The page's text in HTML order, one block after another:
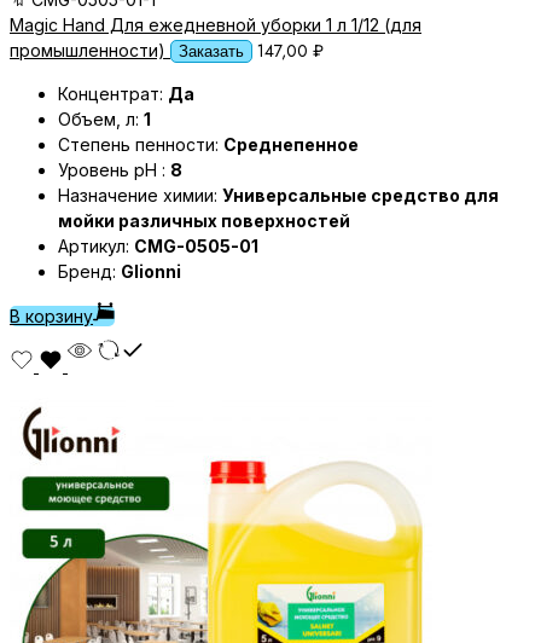
Magic Hand Для ежедневной уборки 1 л 1/12 (для
промышленности)
Заказать 147,00 ₽
Концентрат: Да
Объем, л: 1
Степень пенности: Среднепенное
Уровень pH : 8
Назначение химии: Универсальные средство для
мойки различных поверхностей
Артикул: CMG-0505-01
Бренд: Glionni
В корзину